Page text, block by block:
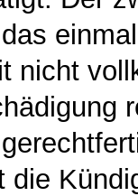
nicht
die